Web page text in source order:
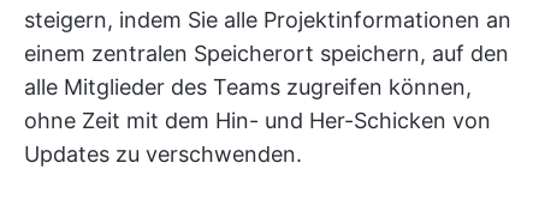
steigern, indem Sie alle Projektinformationen an
einem zentralen Speicherort speichern, auf den
alle Mitglieder des Teams zugreifen können,
ohne Zeit mit dem Hin- und Her-Schicken von
Updates zu verschwenden.